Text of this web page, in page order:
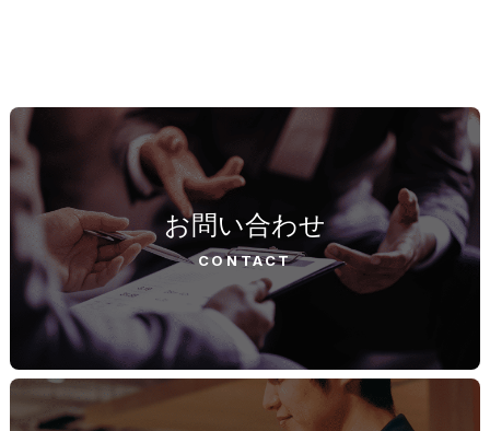
お問い合わせ
CONTACT